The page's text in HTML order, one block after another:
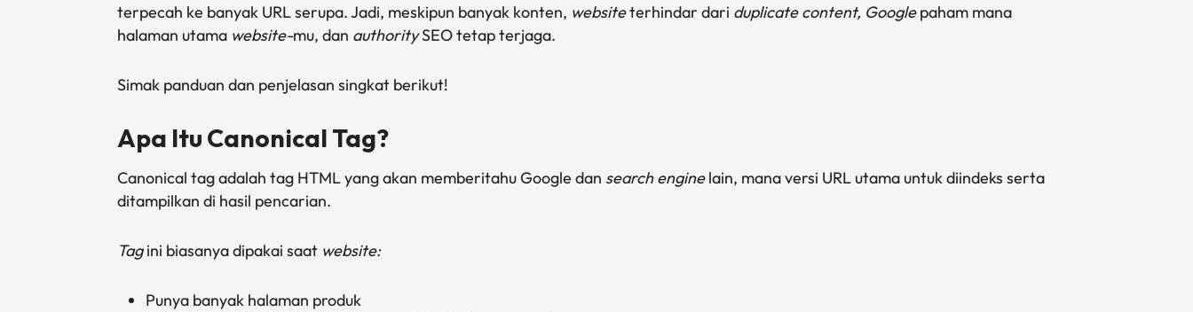
terpecah ke banyak URL serupa. Jadi, meskipun banyak konten, websiteterhindar dari duplicate content, Googlepaham mana
halaman utama website-mu, dan authoritySEO tetap terjaga.
Simak panduan dan penjelasan singkat berikut!
Apa Itu Canonical Tag?
Canonical tag adalah tag HTML yang akan memberitahu Google dan search enginelain, mana versi URL utama untuk diindeks serta
ditampilkan di hasil pencarian.
Tagini biasanya dipakai saat website:
Punya banyak halaman produk